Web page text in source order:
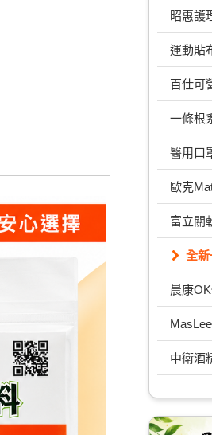
昭惠護
運動貼
百仕可
一條根
醫用口
歐克
富立關
全
晨康
中衛酒